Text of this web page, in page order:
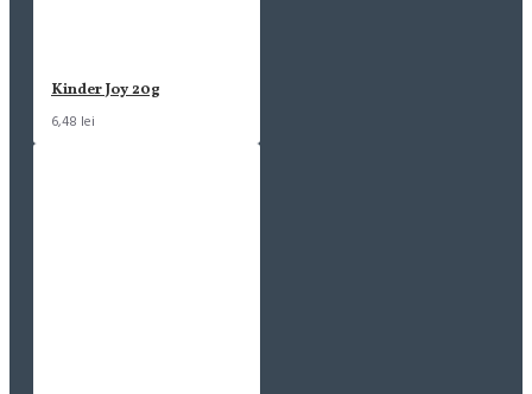
Kinder Joy 20g
6,48 lei